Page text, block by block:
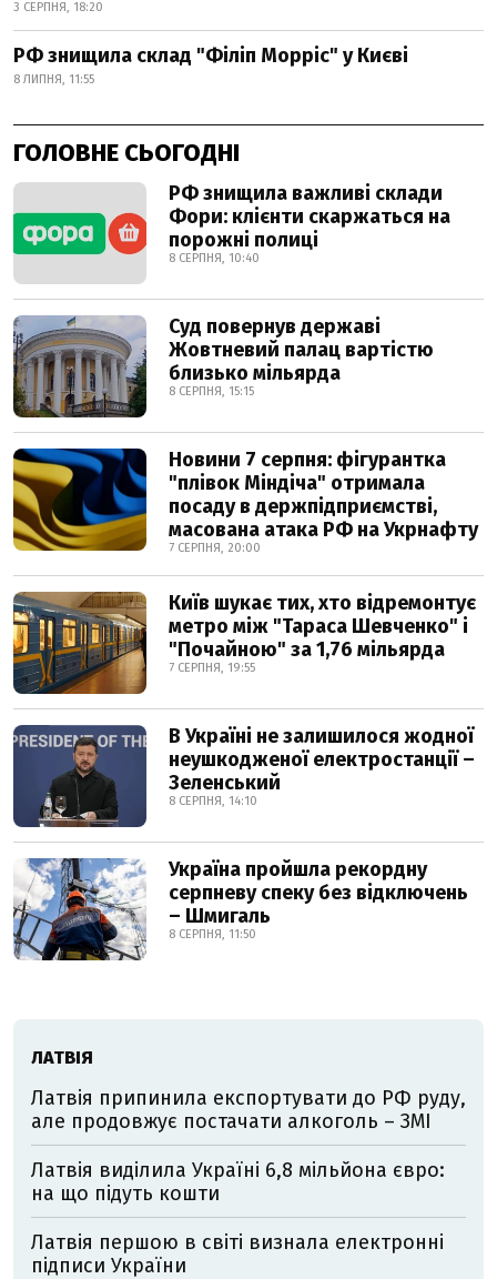
3 СЕРПНЯ, 18:20
РФ знищила склад "Філіп Морріс" у Києві
8 ЛИПНЯ, 11:55
ГОЛОВНЕ СЬОГОДНІ
РФ знищила важливі склади
Фори: клієнти скаржаться на
порожні полиці
8 СЕРПНЯ, 10:40
Суд повернув державі
Жовтневий палац вартістю
близько мільярда
8 СЕРПНЯ, 15:15
Новини 7 серпня: фігурантка
"плівок Міндіча" отримала
посаду в держпідприємстві,
масована атака РФ на Укрнафту
7 СЕРПНЯ, 20:00
Київ шукає тих, хто відремонтує
метро між "Тараса Шевченко" і
"Почайною" за 1,76 мільярда
7 СЕРПНЯ, 19:55
В Україні не залишилося жодної
неушкодженої електростанції –
Зеленський
8 СЕРПНЯ, 14:10
Україна пройшла рекордну
серпневу спеку без відключень
– Шмигаль
8 СЕРПНЯ, 11:50
ЛАТВІЯ
Латвія припинила експортувати до РФ руду,
але продовжує постачати алкоголь – ЗМІ
Латвія виділила Україні 6,8 мільйона євро:
на що підуть кошти
Латвія першою в світі визнала електронні
підписи України